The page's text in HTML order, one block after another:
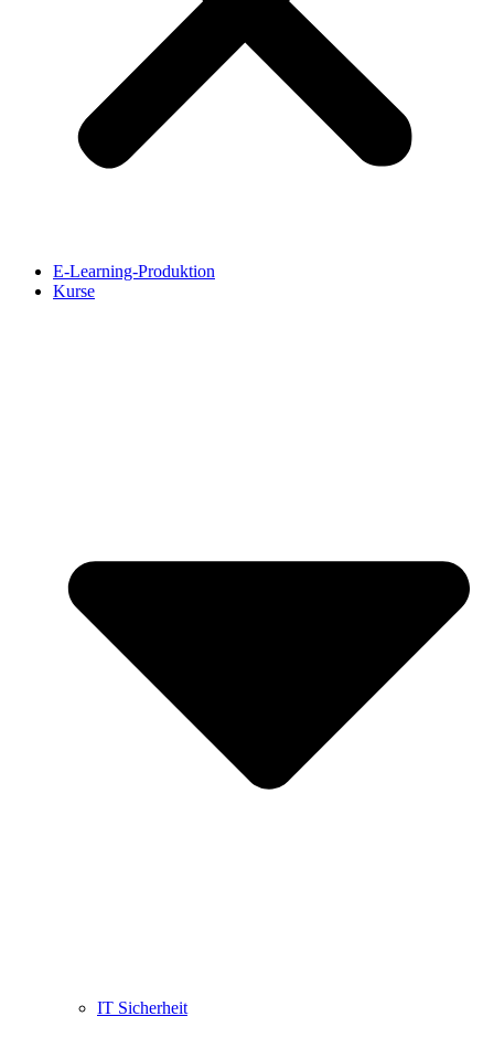
E-Learning-Produktion
Kurse
IT Sicherheit